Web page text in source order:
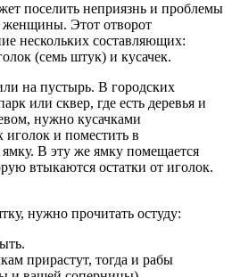
поселить неприязнь и проблемы
Этот отворот
нескольких составляющих:
(семь штук) и кусачек.
на пустырь. В городских
или сквер, где есть деревья и
нужно кусачками
и поместить в
В эту же ямку помещается
втыкаются остатки от иголок.
нужно прочитать остуду:
прирастут, тогда и рабы